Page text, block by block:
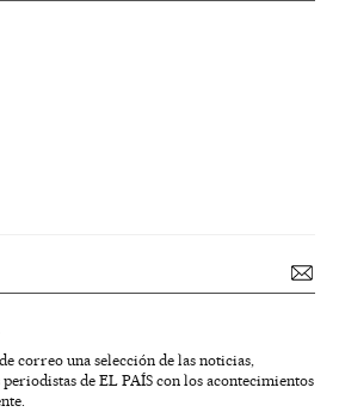
correo una selección de las noticias,
de EL PAÍS con los acontecimientos